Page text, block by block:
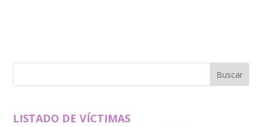
LISTADO DE VÍCTIMAS